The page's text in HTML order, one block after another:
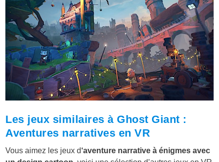
Les jeux similaires à Ghost Giant :
Aventures narratives en VR
Vous aimez les jeux d‘aventure narrative à énigmes avec